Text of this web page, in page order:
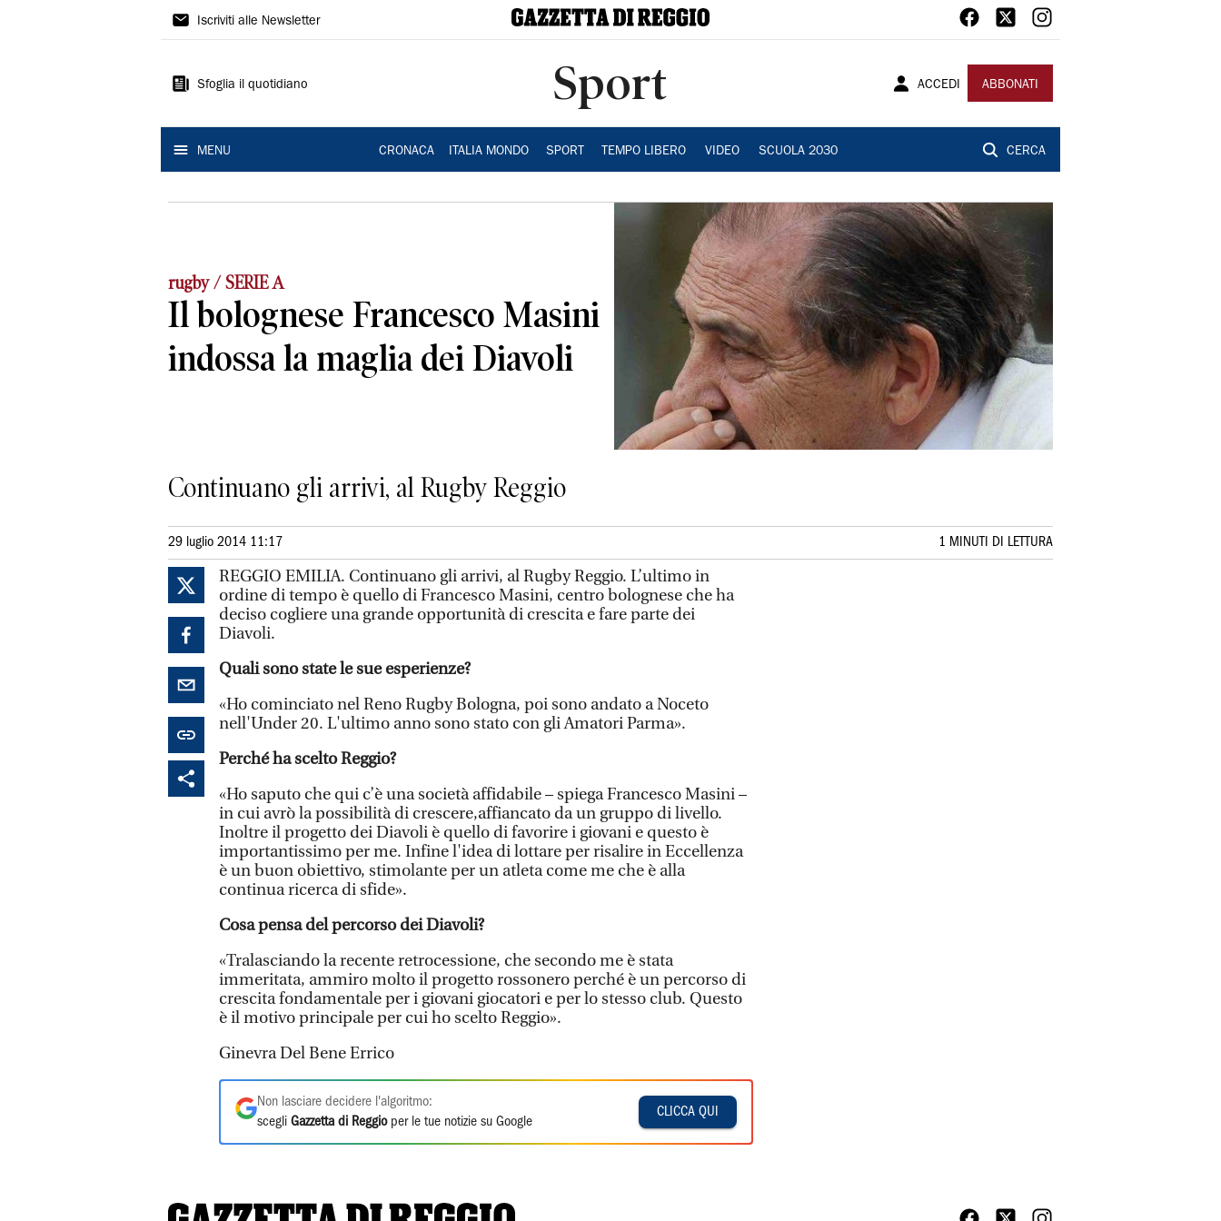
Gazzetta
Reggio
Iscriviti alle Newsletter
Sfoglia il quotidiano Sport ACCEDI ABBONATI
MENU CRONACA ITALIA MONDO SPORT TEMPO LIBERO VIDEO SCUOLA 2030 CERCA
rugby / SERIE A
Il bolognese Francesco Masini
indossa la maglia dei Diavoli
Continuano gli arrivi, al Rugby Reggio
29 luglio 2014 11:17 1 MINUTI DI LETTURA
REGGIO EMILIA. Continuano gli arrivi, al Rugby Reggio. L’ultimo in
ordine di tempo è quello di Francesco Masini, centro bolognese che ha
deciso cogliere una grande opportunità di crescita e fare parte dei
Diavoli.
Quali sono state le sue esperienze?
«Ho cominciato nel Reno Rugby Bologna, poi sono andato a Noceto
nell'Under 20. L'ultimo anno sono stato con gli Amatori Parma».
Perché ha scelto Reggio?
«Ho saputo che qui c’è una società affidabile – spiega Francesco Masini –
in cui avrò la possibilità di crescere,affiancato da un gruppo di livello.
Inoltre il progetto dei Diavoli è quello di favorire i giovani e questo è
importantissimo per me. Infine l'idea di lottare per risalire in Eccellenza
è un buon obiettivo, stimolante per un atleta come me che è alla
continua ricerca di sfide».
Cosa pensa del percorso dei Diavoli?
«Tralasciando la recente retrocessione, che secondo me è stata
immeritata, ammiro molto il progetto rossonero perché è un percorso di
crescita fondamentale per i giovani giocatori e per lo stesso club. Questo
è il motivo principale per cui ho scelto Reggio».
Ginevra Del Bene Errico
Non lasciare decidere l'algoritmo:
scegli Gazzetta di Reggioper le tue notizie su Google
CLICCA QUI